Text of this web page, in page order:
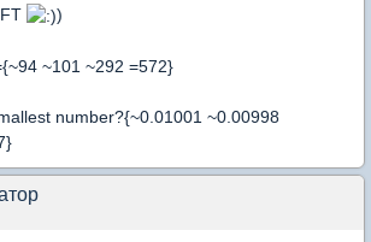
)
~101 ~292 =572}
number?{~0.01001 ~0.00998